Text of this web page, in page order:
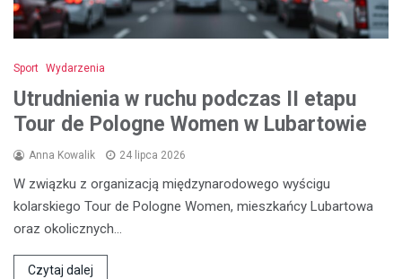
Sport Wydarzenia
Utrudnienia w ruchu podczas II etapu
Tour de Pologne Women w Lubartowie
Anna Kowalik 24 lipca 2026
W związku z organizacją międzynarodowego wyścigu
kolarskiego Tour de Pologne Women, mieszkańcy Lubartowa
oraz okolicznych…
Czytaj dalej